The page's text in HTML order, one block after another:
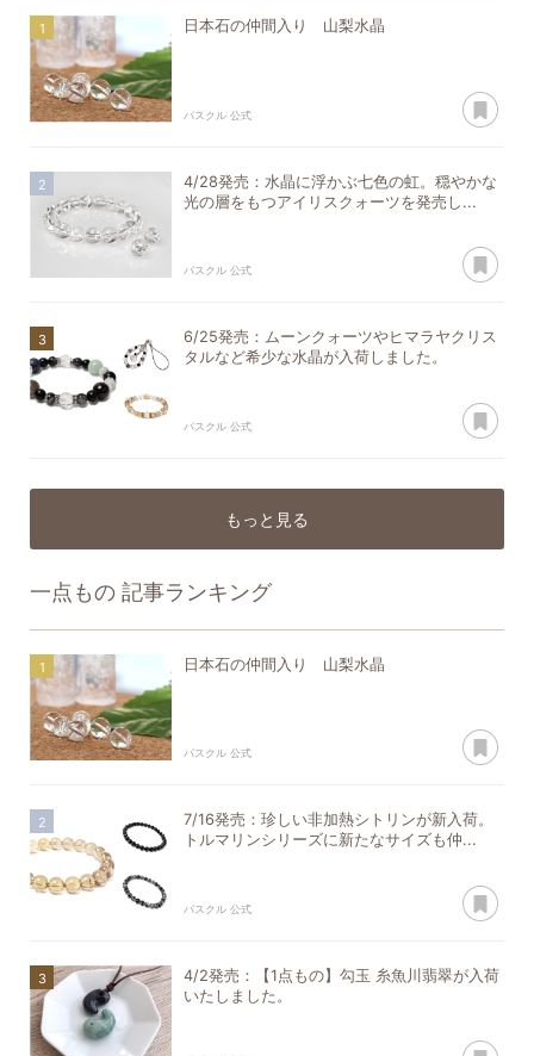
日本石の仲間入り 山梨水晶
パスクル 公式
4/28発売：水晶に浮かぶ七色の虹。穏やかな
光の層をもつアイリスクォーツを発売し...
パスクル 公式
6/25発売：ムーンクォーツやヒマラヤクリス
タルなど希少な水晶が入荷しました。
パスクル 公式
もっと見る
一点もの 記事ランキング
日本石の仲間入り 山梨水晶
パスクル 公式
7/16発売：珍しい非加熱シトリンが新入荷。
トルマリンシリーズに新たなサイズも仲...
パスクル 公式
4/2発売：【1点もの】勾玉 糸魚川翡翠が入荷
いたしました。